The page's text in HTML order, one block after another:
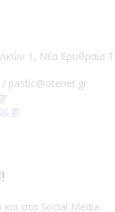
1, Νέα Ερυθραία
pasbc@otenet.gr
στα Social Media